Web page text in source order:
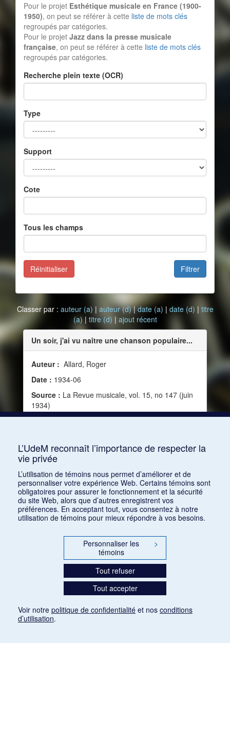
Pour le projet Esthétique musicale en France (1900-
1950), on peut se référer à cette liste de mots clés
regroupés par catégories.
Pour le projet Jazz dans la presse musicale
française, on peut se référer à cette liste de mots clés
regroupés par catégories.
Recherche plein texte (OCR)
Type
Support
Cote
Tous les champs
Filtrer
Réinitialiser
Classer par : auteur (a) | auteur (d)|date (a) | date (d) | titre
(a)| titre (d) | ajout récent
Un soir, j'ai vu naître une chanson populaire...
Auteur : Allard, Roger
Date : 1934-06
Source : La Revue musicale, vol. 15, no 147 (juin
1934)
L’UdeM reconnaît l’importance de respecter la
vie privée
L’utilisation de témoins nous permet d’améliorer et de
personnaliser votre expérience Web. Certains témoins sont
obligatoires pour assurer le fonctionnement et la sécurité
du site Web, alors que d’autres enregistrent vos
préférences. En acceptant tout, vous consentez à notre
utilisation de témoins pour mieux répondre à vos besoins.
Personnaliser les
témoins
>
Tout refuser
Tout accepter
Voir notre politique de confidentialité et nos conditions
d’utilisation.